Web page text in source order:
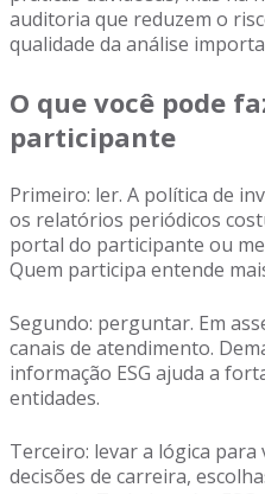
auditoria que reduzem o
qualidade da análise
O que você pode
participante
Primeiro: ler. A política de
os relatórios periódicos
portal do participante ou
Quem participa entende
Segundo: perguntar. Em
canais de atendimento.
informação ESG ajuda a
entidades.
Terceiro: levar a lógica para
decisões de carreira,